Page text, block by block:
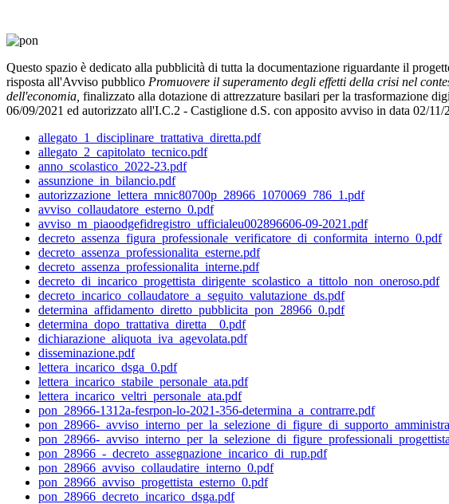
Questo spazio è dedicato alla pubblicità di tutta la documentazione riguardante il
risposta all'Avviso pubblico Promuovere il superamento degli effetti della crisi nel
dell'economia, finalizzato alla dotazione di attrezzature basilari per la trasformazione
06/09/2021 ed autorizzato all'I.C.2 - Castiglione d.S. con apposito avviso in data 02/
allegato_1_disciplinare_trattativa_diretta.pdf
allegato_2_capitolato_tecnico.pdf
anno_scolastico_2022-23.pdf
assunzione_in_bilancio.pdf
autorizzazione_lettera_mnic80700p_28966_1070069_786_1.pdf
avviso_collaudatore_esterno_0.pdf
avviso_m_piaoodgefidregistro_ufficialeu002896606-09-2021.pdf
decreto_assenza_figura_professionale_verificatore_di_conformita_interno_0.pdf
decreto_assenza_professionalita_esterne.pdf
decreto_assenza_professionalita_interne.pdf
decreto_di_incarico_progettista_dirigente_scolastico_a_tittolo_non_oneroso.pdf
decreto_incarico_collaudatore_a_seguito_valutazione_ds.pdf
determina_affidamento_diretto_pubblicita_pon_28966_0.pdf
determina_dopo_trattativa_diretta__0.pdf
dichiarazione_aliquota_iva_agevolata.pdf
disseminazione.pdf
lettera_incarico_dsga_0.pdf
lettera_incarico_stabile_personale_ata.pdf
lettera_incarico_veltri_personale_ata.pdf
pon_28966-1312a-fesrpon-lo-2021-356-determina_a_contrarre.pdf
pon_28966-
pon_28966-
pon_28966_-_decreto_assegnazione_incarico_di_rup.pdf
pon_28966_avviso_collaudatire_interno_0.pdf
pon_28966_avviso_progettista_esterno_0.pdf
pon_28966_decreto_incarico_dsga.pdf